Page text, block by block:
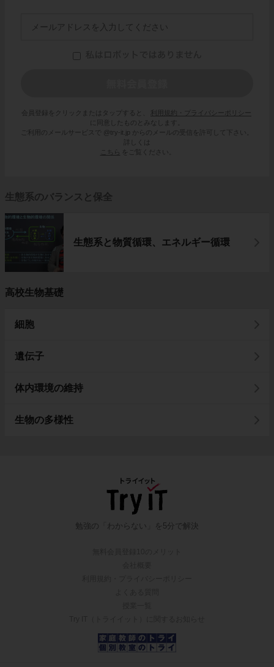
会員登録をクリックまたはタップすると、
利用規約・プライバシーポリシー
に同意したものとみなします。
ご利用のメールサービスで @try-it.jp からのメールの受信を許可して下さい。
詳しくは
こちら
をご覧ください。
生態系のバランスと保全
生態系と物質循環、エネルギー循環
高校生物基礎
細胞
遺伝子
体内環境の維持
生物の多様性
勉強の「わからない」を5分で解決